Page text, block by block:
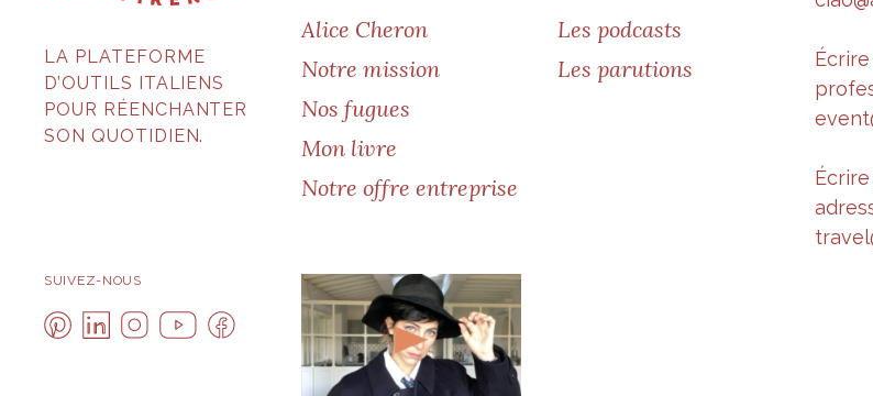
LA PLATEFORME
D’OUTILS ITALIENS
POUR RÉENCHANTER
SON QUOTIDIEN.
Alice Cheron
Notre mission
Nos fugues
Mon livre
Notre offre entreprise
Les podcasts
Les parutions
SUIVEZ-NOUS